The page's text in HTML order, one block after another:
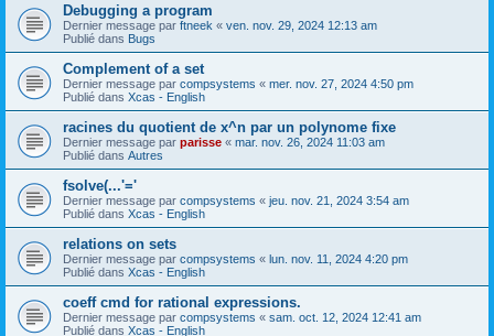
Debugging a program
Dernier message par ftneek « ven. nov. 29, 2024 12:13 am
Publié dans Bugs
Complement of a set
Dernier message par compsystems « mer. nov. 27, 2024 4:50 pm
Publié dans Xcas - English
racines du quotient de x^n par un polynome fixe
Dernier message par parisse « mar. nov. 26, 2024 11:03 am
Publié dans Autres
fsolve(...'='
Dernier message par compsystems « jeu. nov. 21, 2024 3:54 am
Publié dans Xcas - English
relations on sets
Dernier message par compsystems « lun. nov. 11, 2024 4:20 pm
Publié dans Xcas - English
coeff cmd for rational expressions.
Dernier message par compsystems « sam. oct. 12, 2024 12:41 am
Publié dans Xcas - English